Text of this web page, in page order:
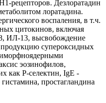
рецепторов. Дезлоратадин
лоратадина.
воспаления, в т.ч.
цитокинов, включая
ИЛ-13, высвобождение
супероксидных
эозинофилов,
как Р-селектин, IgE -
простагландина